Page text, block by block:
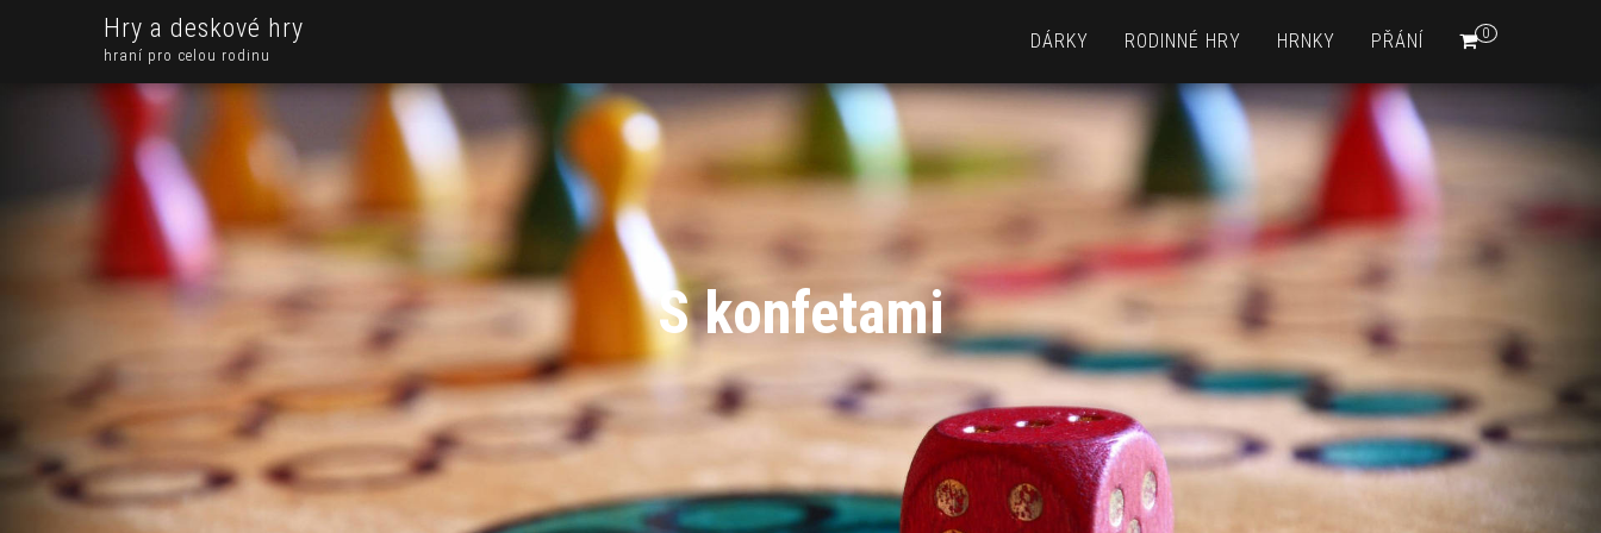
Hry a deskové hry
hraní pro celou rodinu
0
DÁRKY RODINNÉ HRY HRNKY PŘÁNÍ
S konfetami